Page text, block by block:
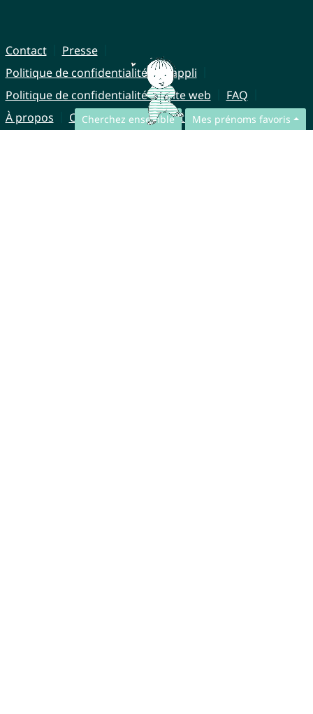
Cherchez ensemble Mes prénoms favoris
Contact
Presse
Politique de confidentialité de l'appli
Politique de confidentialité du site web
FAQ
À propos
Collaboration Mentions légales